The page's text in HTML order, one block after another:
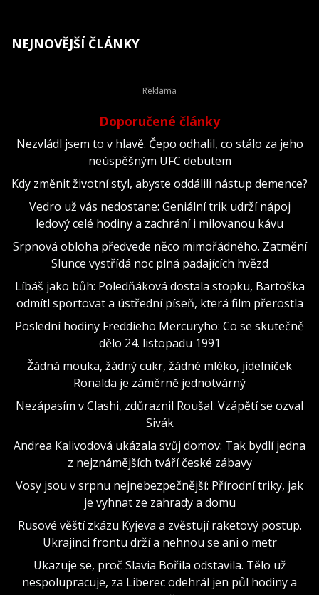
NEJNOVĚJŠÍ ČLÁNKY
Doporučené články
Nezvládl jsem to v hlavě. Čepo odhalil, co stálo za jeho
neúspěšným UFC debutem
Kdy změnit životní styl, abyste oddálili nástup demence?
Vedro už vás nedostane: Geniální trik udrží nápoj
ledový celé hodiny a zachrání i milovanou kávu
Srpnová obloha předvede něco mimořádného. Zatmění
Slunce vystřídá noc plná padajících hvězd
Líbáš jako bůh: Poledňáková dostala stopku, Bartoška
odmítl sportovat a ústřední píseň, která film přerostla
Poslední hodiny Freddieho Mercuryho: Co se skutečně
dělo 24. listopadu 1991
Žádná mouka, žádný cukr, žádné mléko, jídelníček
Ronalda je záměrně jednotvárný
Nezápasím v Clashi, zdůraznil Roušal. Vzápětí se ozval
Sivák
Andrea Kalivodová ukázala svůj domov: Tak bydlí jedna
z nejznámějších tváří české zábavy
Vosy jsou v srpnu nejnebezpečnější: Přírodní triky, jak
je vyhnat ze zahrady a domu
Rusové věští zkázu Kyjeva a zvěstují raketový postup.
Ukrajinci frontu drží a nehnou se ani o metr
Ukazuje se, proč Slavia Bořila odstavila. Tělo už
nespolupracuje, za Liberec odehrál jen půl hodiny a